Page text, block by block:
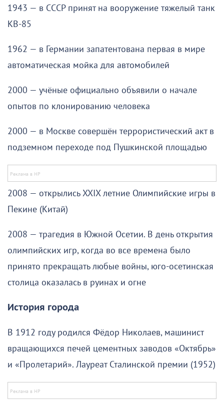
1943 — в СССР принят на вооружение тяжелый танк
КВ-85
1962 — в Германии запатентована первая в мире
автоматическая мойка для автомобилей
2000 — учёные официально объявили о начале
опытов по клонированию человека
2000 — в Москве совершён террористический акт в
подземном переходе под Пушкинской площадью
2008 — открылись XXIX летние Олимпийские игры в
Пекине (Китай)
2008 — трагедия в Южной Осетии. В день открытия
олимпийских игр, когда во все времена было
принято прекращать любые войны, юго-осетинская
столица оказалась в руинах и огне
История города
В 1912 году родился Фёдор Николаев, машинист
вращающихся печей цементных заводов «Октябрь»
и «Пролетарий». Лауреат Сталинской премии (1952)